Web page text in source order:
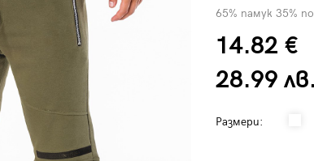
65% памук 35%
14.82 €
28.99 лв.
Размери: